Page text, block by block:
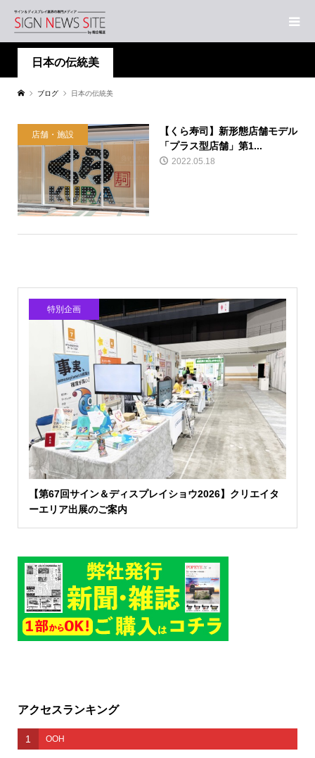
日本の伝統美
ブログ 日本の伝統美
店舗・施設
【くら寿司】新形態店舗モデル
「プラス型店舗」第1...
2022.05.18
特別企画
【第67回サイン＆ディスプレイショウ2026】クリエイタ
ーエリア出展のご案内
アクセスランキング
1 OOH